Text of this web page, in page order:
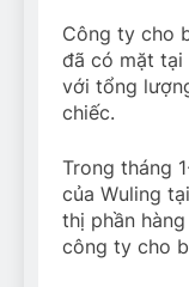
Công ty cho
đã có mặt tại
với tổng
chiếc.
Trong tháng
của Wuling
thị phần
công ty cho